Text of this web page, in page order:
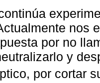
nos
por no
y
por cortar